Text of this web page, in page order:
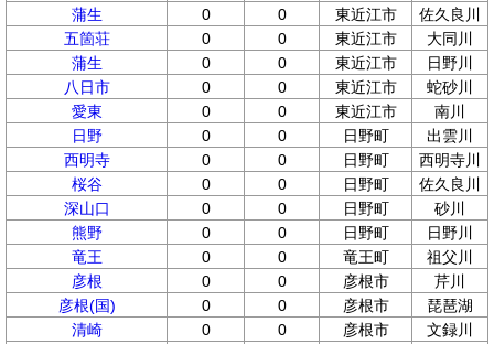
蒲生
0 0 東近江市
佐久良川
五箇荘
0 0 東近江市
大同川
蒲生
0 0 東近江市
日野川
八日市
0 0 東近江市
蛇砂川
愛東
0 0 東近江市
南川
日野
0 0 日野町
出雲川
西明寺
0 0 日野町
西明寺川
桜谷
0 0 日野町
佐久良川
深山口
0 0 日野町
砂川
熊野
0 0 日野町
日野川
竜王
0 0 竜王町
祖父川
彦根
0 0 彦根市
芹川
彦根(国)
0 0 彦根市
琵琶湖
清崎
0 0 彦根市
文録川